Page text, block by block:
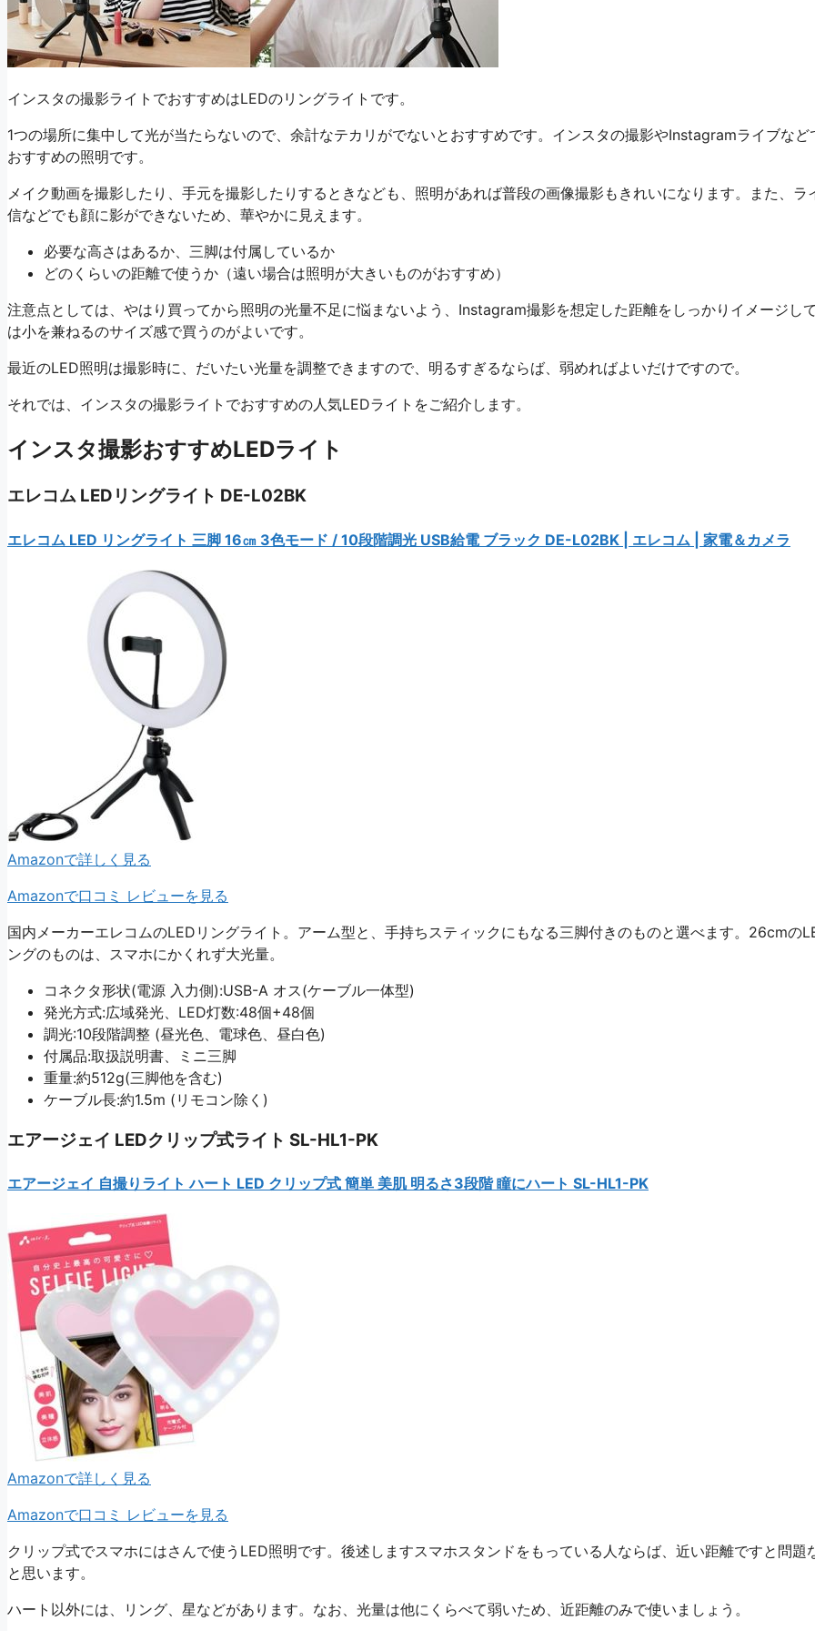
インスタの撮影ライトでおすすめはLEDのリングライトです。
1つの場所に集中して光が当たらないので、余計なテカリがでないとおすすめです。インスタの撮影やInstagramライブなど
おすすめの照明です。
メイク動画を撮影したり、手元を撮影したりするときなども、照明があれば普段の画像撮影もきれいになります。また、ラ
信などでも顔に影ができないため、華やかに見えます。
必要な高さはあるか、三脚は付属しているか
どのくらいの距離で使うか（遠い場合は照明が大きいものがおすすめ）
注意点としては、やはり買ってから照明の光量不足に悩まないよう、Instagram撮影を想定した距離をしっかりイメージし
は小を兼ねるのサイズ感で買うのがよいです。
最近のLED照明は撮影時に、だいたい光量を調整できますので、明るすぎるならば、弱めればよいだけですので。
それでは、インスタの撮影ライトでおすすめの人気LEDライトをご紹介します。
インスタ撮影おすすめLEDライト
エレコム LEDリングライト DE-L02BK
エレコム LED リングライト 三脚 16㎝ 3色モード / 10段階調光 USB給電 ブラック DE-L02BK | エレコム | 家電＆カメラ
Amazonで詳しく見る
Amazonで口コミ レビューを見る
国内メーカーエレコムのLEDリングライト。アーム型と、手持ちスティックにもなる三脚付きのものと選べます。26cmの
ングのものは、スマホにかくれず大光量。
コネクタ形状(電源 入力側):USB-A オス(ケーブル一体型)
発光方式:広域発光、LED灯数:48個+48個
調光:10段階調整 (昼光色、電球色、昼白色)
付属品:取扱説明書、ミニ三脚
重量:約512g(三脚他を含む)
ケーブル長:約1.5m (リモコン除く)
エアージェイ LEDクリップ式ライト SL-HL1-PK
エアージェイ 自撮りライト ハート LED クリップ式 簡単 美肌 明るさ3段階 瞳にハート SL-HL1-PK
Amazonで詳しく見る
Amazonで口コミ レビューを見る
クリップ式でスマホにはさんで使うLED照明です。後述しますスマホスタンドをもっている人ならば、近い距離ですと問題
と思います。
ハート以外には、リング、星などがあります。なお、光量は他にくらべて弱いため、近距離のみで使いましょう。